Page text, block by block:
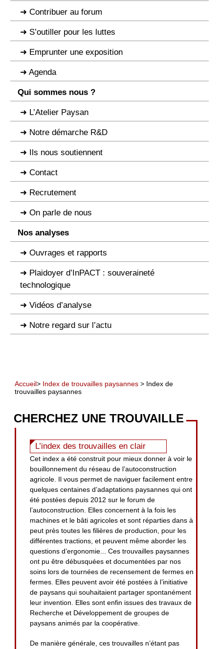
Contribuer au forum
S’outiller pour les luttes
Emprunter une exposition
Agenda
Qui sommes nous ?
L’Atelier Paysan
Notre démarche R&D
Ils nous soutiennent
Contact
Recrutement
On parle de nous
Nos analyses
Ouvrages et rapports
Plaidoyer d’InPACT : souveraineté
technologique
Vidéos d’analyse
Notre regard sur l’actu
Accueil> Index de trouvailles paysannes > Index de
trouvailles paysannes
CHERCHEZ UNE TROUVAILLE
L’index des trouvailles en clair
Cet index a été construit pour mieux donner à voir le
bouillonnement du réseau de l’autoconstruction
agricole. Il vous permet de naviguer facilement entre
quelques centaines d’adaptations paysannes qui ont
été postées depuis 2012 sur le forum de
l’autoconstruction. Elles concernent à la fois les
machines et le bâti agricoles et sont réparties dans à
peut près toutes les filières de production, pour les
différentes tractions, et peuvent même aborder les
questions d’ergonomie... Ces trouvailles paysannes
ont pu être débusquées et documentées par nos
soins lors de tournées de recensement de fermes en
fermes. Elles peuvent avoir été postées à l’initiative
de paysans qui souhaitaient partager spontanément
leur invention. Elles sont enfin issues des travaux de
Recherche et Développement de groupes de
paysans animés par la coopérative.
De manière générale, ces trouvailles n’étant pas